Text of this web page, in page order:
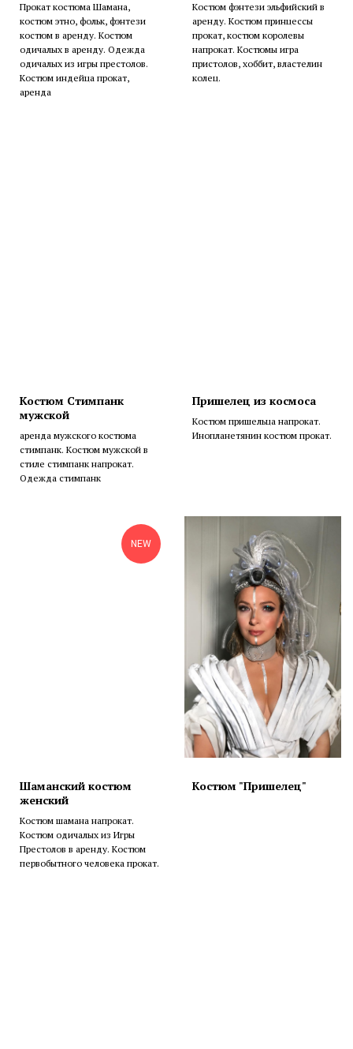
Прокат костюма Шамана,
костюм этно, фольк, фэнтези
костюм в аренду. Костюм
одичалых в аренду. Одежда
одичалых из игры престолов.
Костюм индейца прокат,
аренда
Костюм фэнтези эльфийский в
аренду. Костюм принцессы
прокат, костюм королевы
напрокат. Костюмы игра
пристолов, хоббит, властелин
колец.
Костюм Стимпанк
мужской
аренда мужского костюма
стимпанк. Костюм мужской в
стиле стимпанк напрокат.
Одежда стимпанк
Пришелец из космоса
Костюм пришельца напрокат.
Инопланетянин костюм прокат.
NEW
Шаманский костюм
женский
Костюм шамана напрокат.
Костюм одичалых из Игры
Престолов в аренду. Костюм
первобытного человека прокат.
Костюм "Пришелец"